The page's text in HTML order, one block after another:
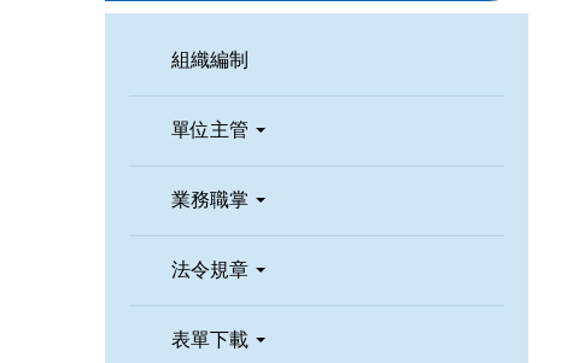
組織編制
單位主管
業務職掌
法令規章
表單下載